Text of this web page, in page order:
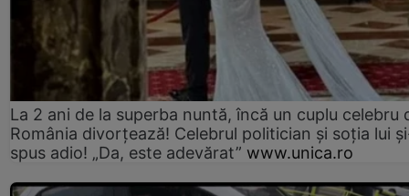
La 2 ani de la superba nuntă, încă un cuplu celebru
România divorțează! Celebrul politician și soția lui
spus adio! „Da, este adevărat” www.unica.ro